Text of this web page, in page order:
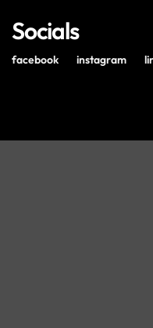
Socials
facebook instagram